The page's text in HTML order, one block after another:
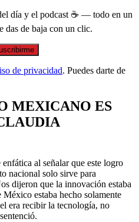
día y el podcast ☕ — todo en un
das de baja con un clic.
de privacidad. Puedes darte de
MEXICANO ES
al señalar que este logro
nacional solo sirve para
dijeron que la innovación estaba
México estaba hecho solamente
era recibir la tecnología, no